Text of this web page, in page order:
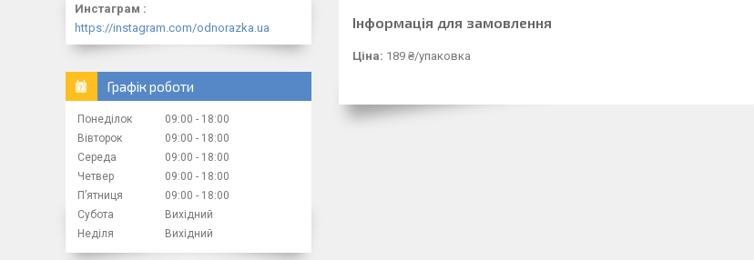
Інформація для замовлення
Ціна: 189 ₴/упаковка
Инстаграм
https://instagram.com/odnorazka.ua
Графік роботи
Понеділок 09:00
18:00
Вівторок
09:00
18:00
Середа
09:00
18:00
Четвер
09:00
18:00
Пʼятниця
09:00
18:00
Субота
Вихідний
Неділя
Вихідний